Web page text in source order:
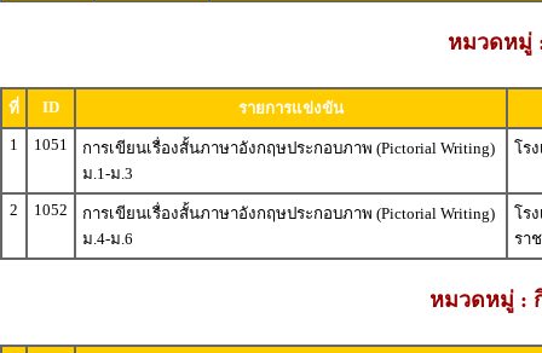
หมวดหมู่
ที่ ID
รายการแข่งขัน
1
1051
การเขียนเรื่องสั้นภาษาอังกฤษประกอบภาพ (Pictorial Writing)
ม.1-ม.3
โร
2 1052
การเขียนเรื่องสั้นภาษาอังกฤษประกอบภาพ (Pictorial Writing)
ม.4-ม.6
โร
รา
หมวดหมู่ :